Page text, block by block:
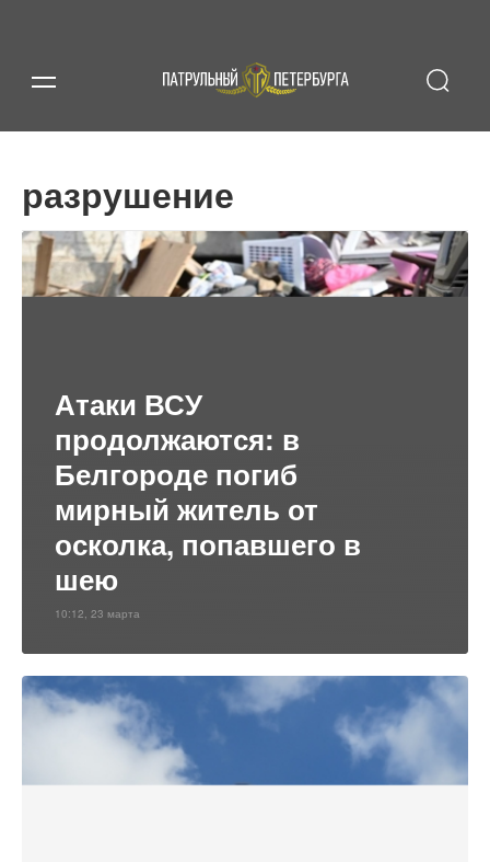
разрушение
Атаки ВСУ
продолжаются: в
Белгороде погиб
мирный житель от
осколка, попавшего в
шею
10:12, 23 марта